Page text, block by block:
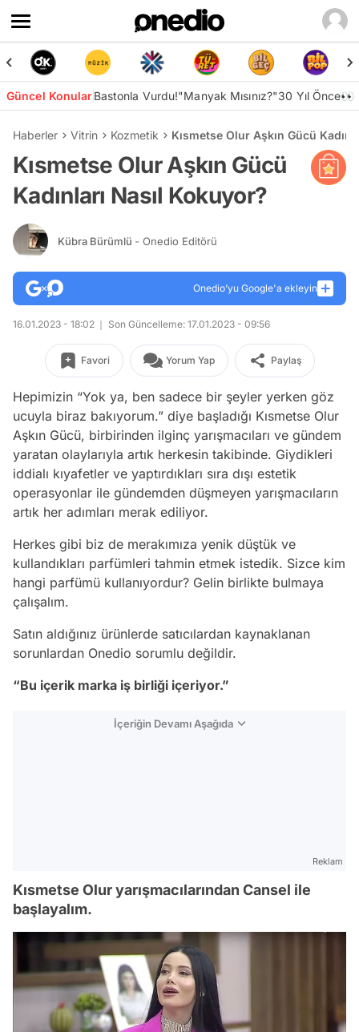
Güncel KonularBastonla Vurdu!"Manyak Mısınız?"30 Yıl Önce👀
Haberler Vitrin Kozmetik Kısmetse Olur Aşkın Gücü
Kısmetse Olur Aşkın Gücü
Kadınları Nasıl Kokuyor?
Kübra Bürümlü - Onedio Editörü
Onedio’yu Google'a ekleyin
16.01.2023 - 18:02 Son Güncelleme: 17.01.2023 - 09:56
Favori Yorum Yap Paylaş
Hepimizin “Yok ya, ben sadece bir şeyler yerken göz
ucuyla biraz bakıyorum.” diye başladığı Kısmetse Olur
Aşkın Gücü, birbirinden ilginç yarışmacıları ve gündem
yaratan olaylarıyla artık herkesin takibinde. Giydikleri
iddialı kıyafetler ve yaptırdıkları sıra dışı estetik
operasyonlar ile gündemden düşmeyen yarışmacıların
artık her adımları merak ediliyor.
Herkes gibi biz de merakımıza yenik düştük ve
kullandıkları parfümleri tahmin etmek istedik. Sizce kim
hangi parfümü kullanıyordur? Gelin birlikte bulmaya
çalışalım.
Satın aldığınız ürünlerde satıcılardan kaynaklanan
sorunlardan Onedio sorumlu değildir.
“Bu içerik marka iş birliği içeriyor.”
İçeriğin Devamı Aşağıda
Reklam
Kısmetse Olur yarışmacılarından Cansel ile
başlayalım.